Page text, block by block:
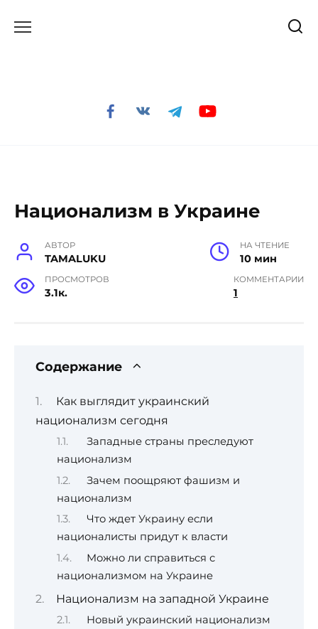
Национализм в Украине
АВТОР
TAMALUKU
НА ЧТЕНИЕ
10 мин
ПРОСМОТРОВ
3.1к.
КОММЕНТАРИИ
1
Содержание
Как выглядит украинский
национализм сегодня
Западные страны преследуют
национализм
Зачем поощряют фашизм и
национализм
Что ждет Украину если
националисты придут к власти
Можно ли справиться с
национализмом на Украине
Национализм на западной Украине
Новый украинский национализм